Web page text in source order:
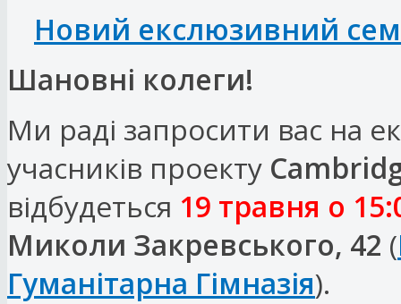
Новий екслюзивний
Шановні колеги!
Ми раді запросити вас на
учасників проекту
відбудеться 19 травня о
Миколи Закревського, 42 (
Гуманітарна Гімназія).